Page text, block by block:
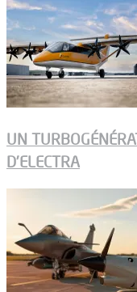
UN
D’ELECTRA